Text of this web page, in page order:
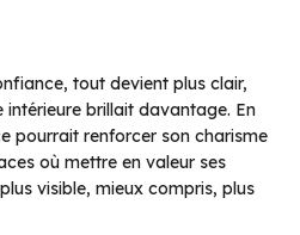
tout devient plus clair,
brillait davantage. En
pourrait renforcer son charisme
où mettre en valeur ses
visible, mieux compris, plus